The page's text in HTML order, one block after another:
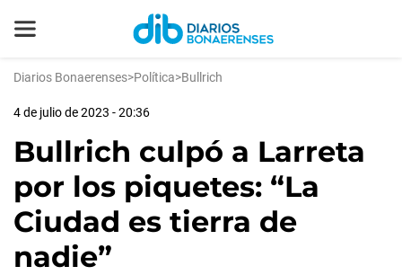
Diarios Bonaerenses>Política>Bullrich
4 de julio de 2023 - 20:36
Bullrich culpó a Larreta
por los piquetes: “La
Ciudad es tierra de
nadie”